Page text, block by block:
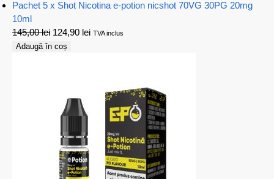
Pachet 5 x Shot Nicotina e-potion nicshot 70VG 30PG 20mg
10ml
145,00lei 124,90 lei TVA inclus
Adaugă în coș